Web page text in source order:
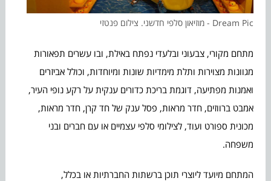
Dream Pic - מוזיאון סלפי חדשני. צילום פנטזי
מתחם מקורי, צבעוני ובלעדי נפתח באילת, ובו עשרים תפאורות
מגוונות מצוירות ותלת מימדיות שונות ומיוחדות, וכולל אביזרים
ואמנות מפתיעה, דוגמת בריכת כדורים ענקית על רקע נופי העיר,
אמבט ברווזים, חדר מראות, פסל ענק של חד קרן, חדר מראות,
מכונית ספורט ועוד, לצילומי סלפי עצמיים או עם חברים ובני
משפחה.
המתחם מיועד ליוצרי תוכן ברשתות החברתיות או בכלל,